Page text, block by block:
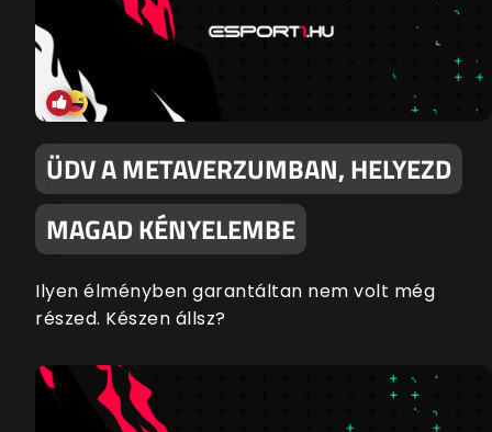
ÜDV A METAVERZUMBAN, HELYEZD
MAGAD KÉNYELEMBE
Ilyen élményben garantáltan nem volt még
részed. Készen állsz?